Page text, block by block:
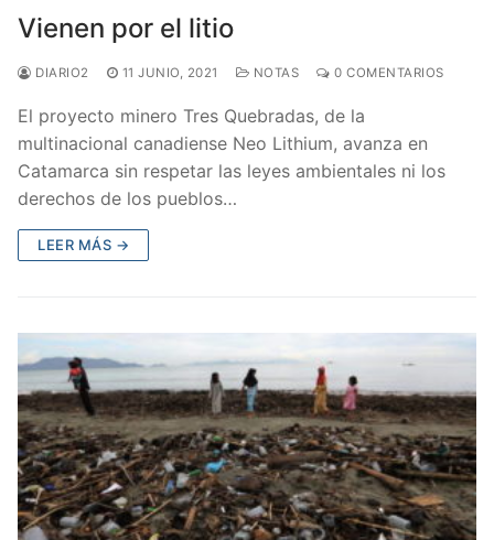
Vienen por el litio
DIARIO2 11 JUNIO, 2021 NOTAS 0 COMENTARIOS
El proyecto minero Tres Quebradas, de la
multinacional canadiense Neo Lithium, avanza en
Catamarca sin respetar las leyes ambientales ni los
derechos de los pueblos…
LEER MÁS →